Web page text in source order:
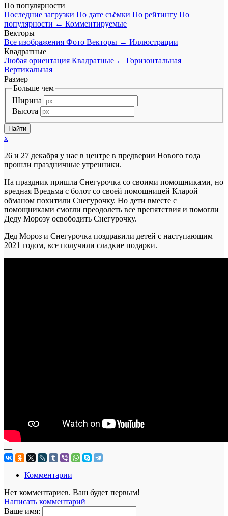
По популярности
Последние загрузки По дате съёмки По рейтингу По
популярности ← Комментируемые
Векторы
Все изображения Фото Векторы ← Иллюстрации
Квадратные
Любая ориентация Квадратные ← Горизонтальная
Вертикальная
Размер
Больше чем
Ширина
Высота
x
26 и 27 декабря у нас в центре в предверии Нового года
прошли праздничные утренники.
На праздник пришла Снегурочка со своими помощниками, но
вредная Вредьма с болот со своей помощницей Кларой
обманом похитили Снегурочку. Но дети вместе с
помощниками смогли преодолеть все препятствия и помогли
Деду Морозу освободить Снегурочку.
Дед Мороз и Снегурочка поздравили детей с наступающим
2021 годом, все получили сладкие подарки.
—
Комментарии
Нет комментариев. Ваш будет первым!
Написать комментарий
Ваше имя: